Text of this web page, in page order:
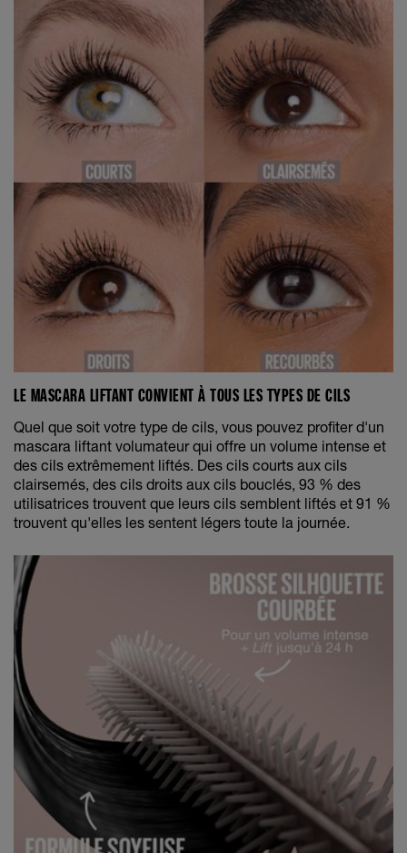
LE MASCARA LIFTANT CONVIENT À TOUS LES TYPES DE CILS
Quel que soit votre type de cils, vous pouvez profiter d'un
mascara liftant volumateur qui offre un volume intense et
des cils extrêmement liftés. Des cils courts aux cils
clairsemés, des cils droits aux cils bouclés, 93 % des
utilisatrices trouvent que leurs cils semblent liftés et 91 %
trouvent qu'elles les sentent légers toute la journée.